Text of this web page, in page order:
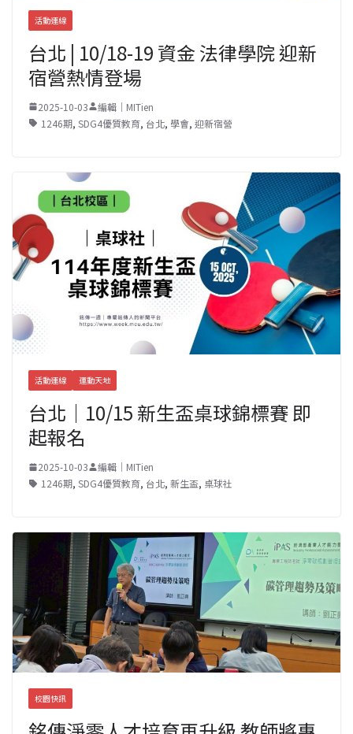
活動連線
台北 | 10/18-19 資金 法律學院 迎新
宿營熱情登場
2025-10-03
編輯｜MITien
1246期, SDG4優質教育, 台北, 學會, 迎新宿營
活動連線 運動天地
台北｜10/15 新生盃桌球錦標賽 即
起報名
2025-10-03
編輯｜MITien
1246期, SDG4優質教育, 台北, 新生盃, 桌球社
校園快訊